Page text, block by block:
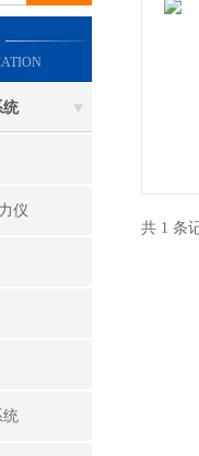
统
仪
统
共 1 条